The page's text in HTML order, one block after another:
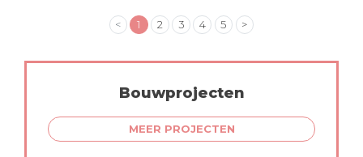
< 1 2 3 4 5 >
Bouwprojecten
MEER PROJECTEN